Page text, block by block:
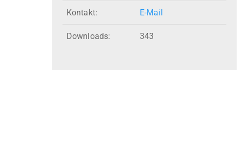
Kontakt: E-Mail
Downloads: 343